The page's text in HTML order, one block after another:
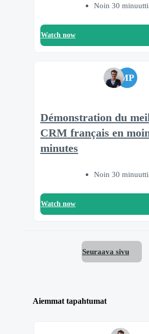
Noin 30
Watch now
MP
Démonstration du
CRM français en
minutes
Noin 30
Watch now
Seuraava sivu
Aiemmat tapahtumat